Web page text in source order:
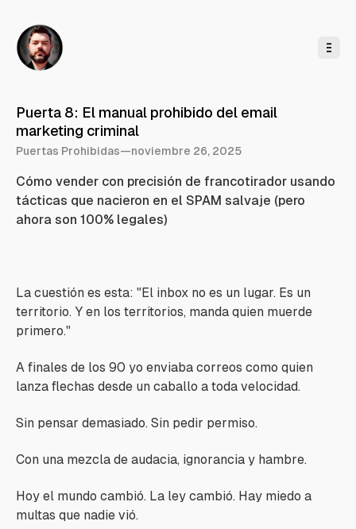
Puerta 8: El manual prohibido del email
marketing criminal
Puertas Prohibidas—noviembre 26, 2025
Cómo vender con precisión de francotirador usando
tácticas que nacieron en el SPAM salvaje (pero
ahora son 100% legales)
La cuestión es esta: "El inbox no es un lugar. Es un
territorio. Y en los territorios, manda quien muerde
primero."
A finales de los 90 yo enviaba correos como quien
lanza flechas desde un caballo a toda velocidad.
Sin pensar demasiado. Sin pedir permiso.
Con una mezcla de audacia, ignorancia y hambre.
Hoy el mundo cambió. La ley cambió. Hay miedo a
multas que nadie vió.